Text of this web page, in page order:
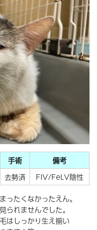
手術
備考
去勢済
FIV/FeLV陰性
ったくなかったえん。
られませんでした。
はしっかり生え揃い